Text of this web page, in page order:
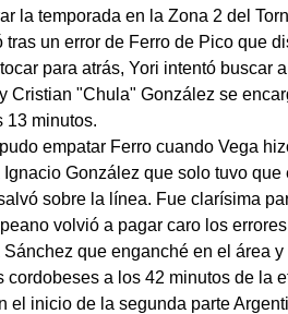
la temporada en la Zona 2 del
tras un error de Ferro de Pico que
para atrás, Yori intentó buscar
Cristian "Chula" González se
13 minutos.
empatar Ferro cuando Vega
González que solo tuvo que
sobre la línea. Fue clarísima
volvió a pagar caro los
que enganché en el área
cordobeses a los 42 minutos de la
el inicio de la segunda parte